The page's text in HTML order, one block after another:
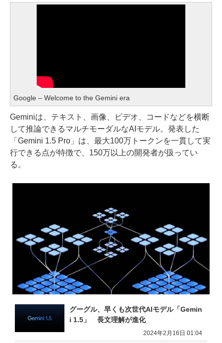
Google – Welcome to the Gemini era
Geminiは、テキスト、画像、ビデオ、コードなどを横断
して推論できるマルチモーダルなAIモデル。発表した
「Gemini 1.5 Pro」は、最大100万トークンを一貫して実
行できる点が特徴で、150万以上の開発者が扱ってい
る。
グーグル、早くも次世代AIモデル「Gemin
i 1.5」　長文理解が進化
2024年2月16日 01:04